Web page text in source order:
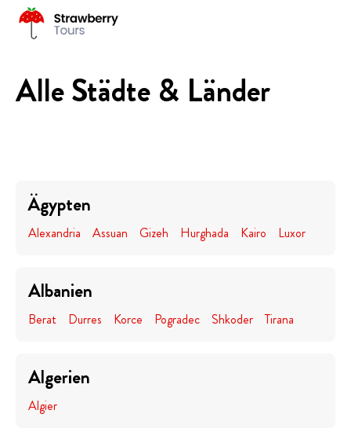
Alle Städte & Länder
Ägypten
Alexandria Assuan Gizeh Hurghada Kairo Luxor
Albanien
Berat Durres Korce Pogradec Shkoder Tirana
Algerien
Algier